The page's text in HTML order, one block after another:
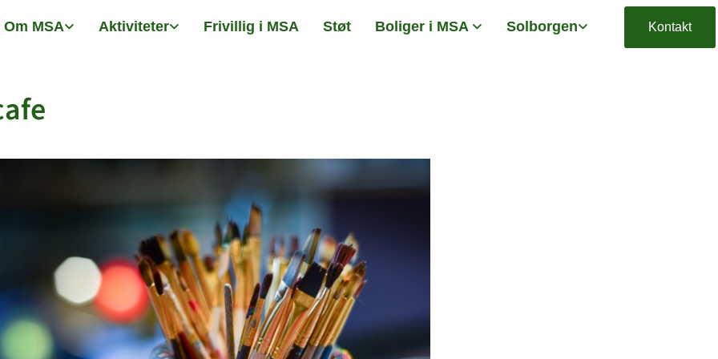
Om MSA Aktiviteter Frivillig i MSA Støt Boliger i MSA Solborgen Kontakt